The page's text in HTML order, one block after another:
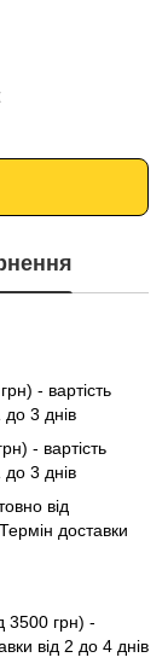
- вартість
до 3 днів
- вартість
до 3 днів
від
доставки
3500 грн) -
від 2 до 4 днів